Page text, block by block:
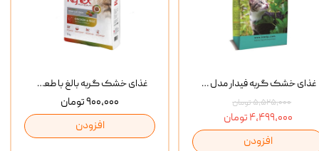
غذای خشک گربه بالغ با طعم مرغ و برنج رفلکس Reflex Multi Color Chicken And Rice وزن 1 کیلوگرم
۹۰۰,۰۰۰ تومان
افزودن
غذای خشک گربه فیدار مدل Adult وزن 10 کیلوگرم
۵,۵۲۵,۰۰۰ تومان
۴,۴۹۹,۰۰۰ تومان
افزودن